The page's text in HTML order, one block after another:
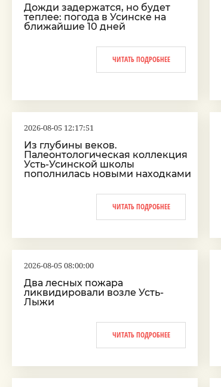
Дожди задержатся, но будет
теплее: погода в Усинске на
ближайшие 10 дней
ЧИТАТЬ ПОДРОБНЕЕ
2026-08-05 12:17:51
Из глубины веков.
Палеонтологическая коллекция
Усть-Усинской школы
пополнилась новыми находками
ЧИТАТЬ ПОДРОБНЕЕ
2026-08-05 08:00:00
Два лесных пожара
ликвидировали возле Усть-
Лыжи
ЧИТАТЬ ПОДРОБНЕЕ